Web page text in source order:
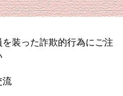
装った詐欺的行為にご注
流